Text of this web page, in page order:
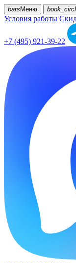
bars Меню
Условия работы
+7 (495) 921-39-22